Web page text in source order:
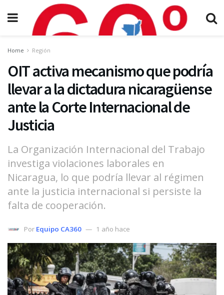
Home Región
OIT activa mecanismo que podría
llevar a la dictadura nicaragüense
ante la Corte Internacional de
Justicia
La Organización Internacional del Trabajo
investiga violaciones laborales en
Nicaragua, lo que podría llevar al régimen
ante la justicia internacional si persiste la
falta de cooperación.
Por Equipo CA360 1 año hace